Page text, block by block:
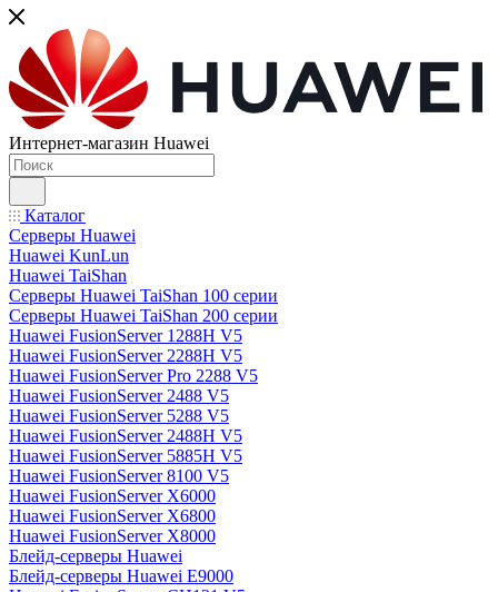
Интернет-магазин Huawei
Каталог
Серверы Huawei
Huawei KunLun
Huawei TaiShan
Серверы Huawei TaiShan 100 серии
Серверы Huawei TaiShan 200 серии
Huawei FusionServer 1288H V5
Huawei FusionServer 2288H V5
Huawei FusionServer Pro 2288 V5
Huawei FusionServer 2488 V5
Huawei FusionServer 5288 V5
Huawei FusionServer 2488H V5
Huawei FusionServer 5885H V5
Huawei FusionServer 8100 V5
Huawei FusionServer X6000
Huawei FusionServer X6800
Huawei FusionServer X8000
Блейд-серверы Huawei
Блейд-серверы Huawei E9000